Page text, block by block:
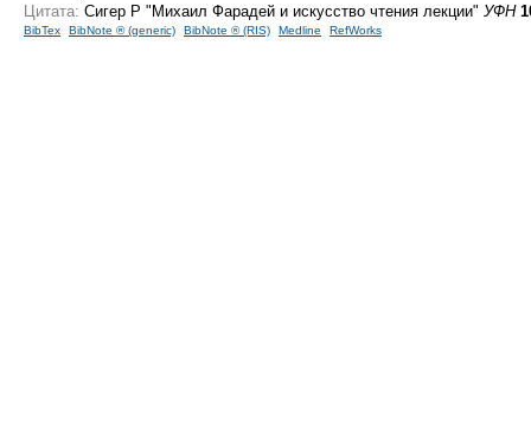
Цитата: Сигер Р "Михаил Фарадей и искусство чтения лекции" УФН
BibTex BibNote ® (generic) BibNote ® (RIS) Medline RefWorks